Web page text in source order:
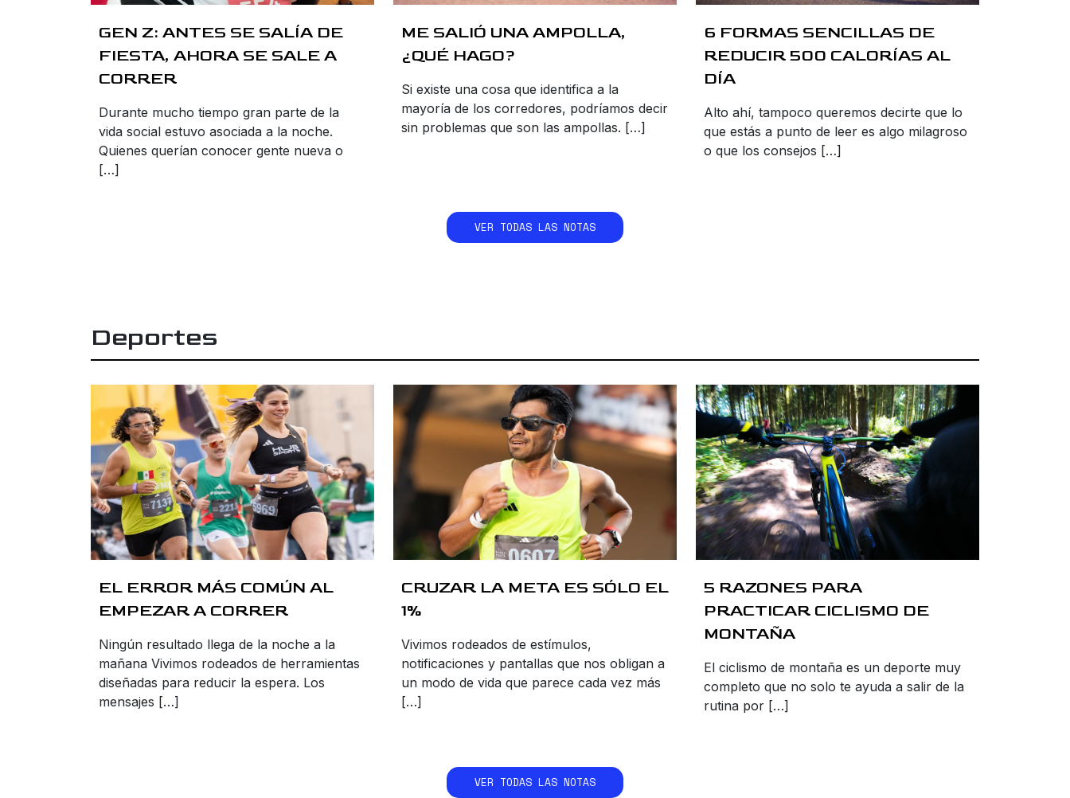
GEN Z: ANTES SE SALÍA DE
FIESTA, AHORA SE SALE A
CORRER
Durante mucho tiempo gran parte de la
vida social estuvo asociada a la noche.
Quienes querían conocer gente nueva o
[…]
ME SALIÓ UNA AMPOLLA,
¿QUÉ HAGO?
Si existe una cosa que identifica a la
mayoría de los corredores, podríamos decir
sin problemas que son las ampollas. […]
6 FORMAS SENCILLAS DE
REDUCIR 500 CALORÍAS AL
DÍA
Alto ahí, tampoco queremos decirte que lo
que estás a punto de leer es algo milagroso
o que los consejos […]
VER TODAS LAS NOTAS
Deportes
EL ERROR MÁS COMÚN AL
EMPEZAR A CORRER
Ningún resultado llega de la noche a la
mañana Vivimos rodeados de herramientas
diseñadas para reducir la espera. Los
mensajes […]
CRUZAR LA META ES SÓLO EL
1%
Vivimos rodeados de estímulos,
notificaciones y pantallas que nos obligan a
un modo de vida que parece cada vez más
[…]
5 RAZONES PARA
PRACTICAR CICLISMO DE
MONTAÑA
El ciclismo de montaña es un deporte muy
completo que no solo te ayuda a salir de la
rutina por […]
VER TODAS LAS NOTAS